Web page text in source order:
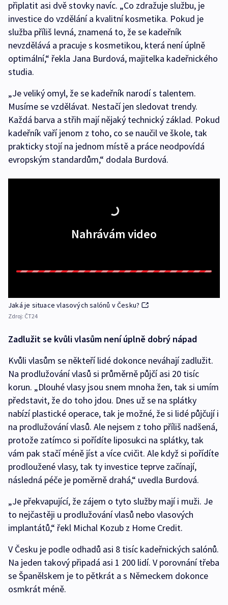
připlatit asi dvě stovky navíc. „Co zdražuje službu, je
investice do vzdělání a kvalitní kosmetika. Pokud je
služba příliš levná, znamená to, že se kadeřník
nevzdělává a pracuje s kosmetikou, která není úplně
optimální,“ řekla Jana Burdová, majitelka kadeřnického
studia.
„Je veliký omyl, že se kadeřník narodí s talentem.
Musíme se vzdělávat. Nestačí jen sledovat trendy.
Každá barva a střih mají nějaký technický základ. Pokud
kadeřník vaří jenom z toho, co se naučil ve škole, tak
prakticky stojí na jednom místě a práce neodpovídá
evropským standardům,“ dodala Burdová.
Nahrávám video
Jaká je situace vlasových salónů v Česku?
Zdroj: ČT24
Zadlužit se kvůli vlasům není úplně dobrý nápad
Kvůli vlasům se někteří lidé dokonce neváhají zadlužit.
Na prodlužování vlasů si průměrně půjčí asi 20 tisíc
korun. „Dlouhé vlasy jsou snem mnoha žen, tak si umím
představit, že do toho jdou. Dnes už se na splátky
nabízí plastické operace, tak je možné, že si lidé půjčují i
na prodlužování vlasů. Ale nejsem z toho příliš nadšená,
protože zatímco si pořídíte liposukci na splátky, tak
vám pak stačí méně jíst a více cvičit. Ale když si pořídíte
prodloužené vlasy, tak ty investice teprve začínají,
následná péče je poměrně drahá,“ uvedla Burdová.
„Je překvapující, že zájem o tyto služby mají i muži. Je
to nejčastěji u prodlužování vlasů nebo vlasových
implantátů,“ řekl Michal Kozub z Home Credit.
V Česku je podle odhadů asi 8 tisíc kadeřnických salónů.
Na jeden takový připadá asi 1 200 lidí. V porovnání třeba
se Španělskem je to pětkrát a s Německem dokonce
osmkrát méně.